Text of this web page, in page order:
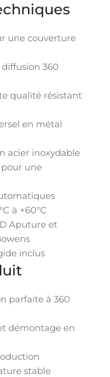
une couverture
360
qualité résistant
en métal
acier inoxydable
une
à +60°C
Aputure et
inclus
parfaite à 360
démontage en
stable